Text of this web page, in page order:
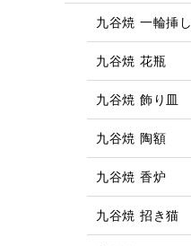
九谷焼 一輪挿し
九谷焼 花瓶
九谷焼 飾り皿
九谷焼 陶額
九谷焼 香炉
九谷焼 招き猫